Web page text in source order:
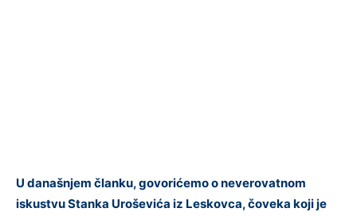
U današnjem članku, govorićemo o neverovatnom
iskustvu Stanka Uroševića iz Leskovca, čoveka koji je